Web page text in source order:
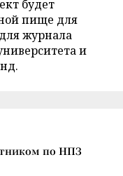
будет
пище для
журнала
и
по НПЗ